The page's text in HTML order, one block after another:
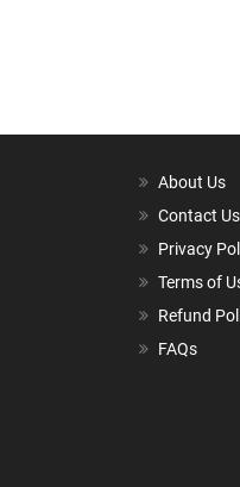
About Us
Contact Us
Privacy
Terms of
Refund
FAQs